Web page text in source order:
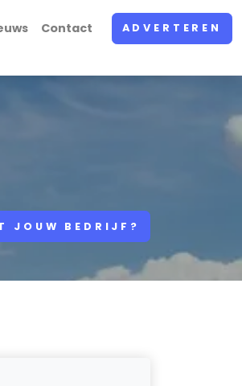
Contact ADVERTEREN
JOUW BEDRIJF?